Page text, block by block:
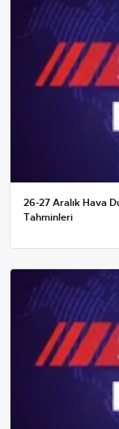
26-27 Aralık Hava
Tahminleri